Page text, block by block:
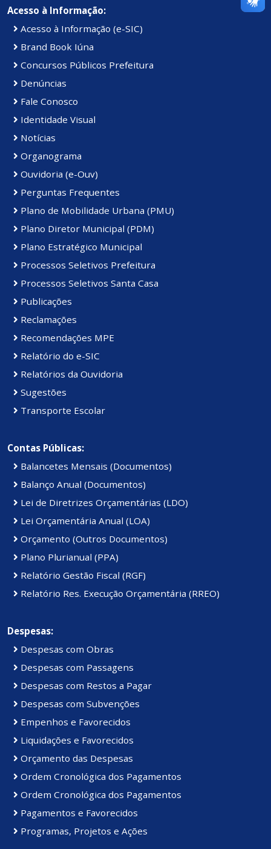
Acesso à Informação:
Acesso à Informação (e-SIC)
Brand Book Iúna
Concursos Públicos Prefeitura
Denúncias
Fale Conosco
Identidade Visual
Notícias
Organograma
Ouvidoria (e-Ouv)
Perguntas Frequentes
Plano de Mobilidade Urbana (PMU)
Plano Diretor Municipal (PDM)
Plano Estratégico Municipal
Processos Seletivos Prefeitura
Processos Seletivos Santa Casa
Publicações
Reclamações
Recomendações MPE
Relatório do e-SIC
Relatórios da Ouvidoria
Sugestões
Transporte Escolar
Contas Públicas:
Balancetes Mensais (Documentos)
Balanço Anual (Documentos)
Lei de Diretrizes Orçamentárias (LDO)
Lei Orçamentária Anual (LOA)
Orçamento (Outros Documentos)
Plano Plurianual (PPA)
Relatório Gestão Fiscal (RGF)
Relatório Res. Execução Orçamentária (RREO)
Despesas:
Despesas com Obras
Despesas com Passagens
Despesas com Restos a Pagar
Despesas com Subvenções
Empenhos e Favorecidos
Liquidações e Favorecidos
Orçamento das Despesas
Ordem Cronológica dos Pagamentos
Ordem Cronológica dos Pagamentos
Pagamentos e Favorecidos
Programas, Projetos e Ações